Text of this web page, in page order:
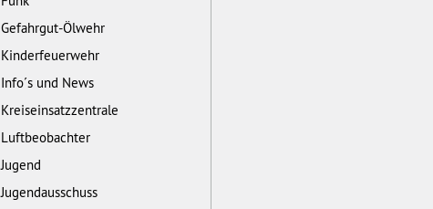
Gefahrgut-Ölwehr
Kinderfeuerwehr
Info´s und News
Kreiseinsatzzentrale
Luftbeobachter
Jugend
Jugendausschuss